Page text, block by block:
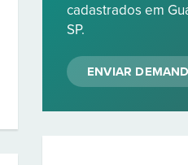
cadastrados em
SP.
ENVIAR